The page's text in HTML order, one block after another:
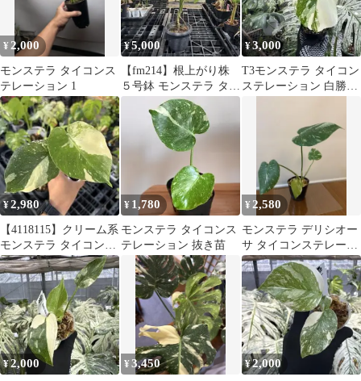
¥ 2,000
モンステラ タイコンス
テレーション 1
¥5,000
【fm214】根上がり株
５号鉢 モンステラ タイ
コンステレーション
¥3,000
T3モンステラ タイコン
ステレーション 白勝ち
¥2,980
【4118115】クリーム系
モンステラ タイコンス
テレーション
¥ 1,780
モンステラ タイコンス
テレーション 抜き苗
¥ 2,580
モンステラ デリシオー
サ タイコンステレーシ
ョン 抜き苗 斑入
り メルカリ便
¥2,000 ¥3,450 ¥2,000